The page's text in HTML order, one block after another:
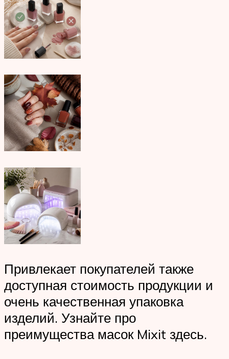
Привлекает покупателей также
доступная стоимость продукции и
очень качественная упаковка
изделий. Узнайте про
преимущества масок Mixit здесь.